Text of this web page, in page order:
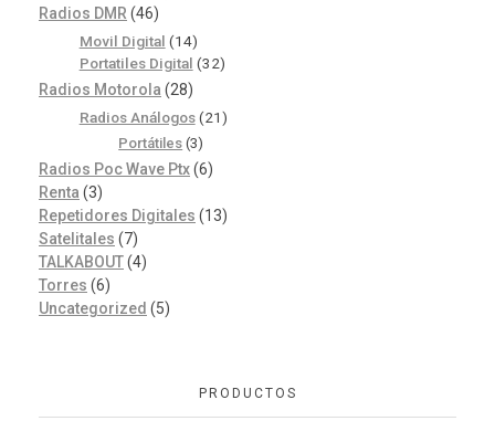
Radios DMR (46)
Movil Digital (14)
Portatiles Digital (32)
Radios Motorola (28)
Radios Análogos (21)
Portátiles (3)
Radios Poc Wave Ptx(6)
Renta (3)
Repetidores Digitales (13)
Satelitales (7)
TALKABOUT(4)
Torres (6)
Uncategorized (5)
PRODUCTOS